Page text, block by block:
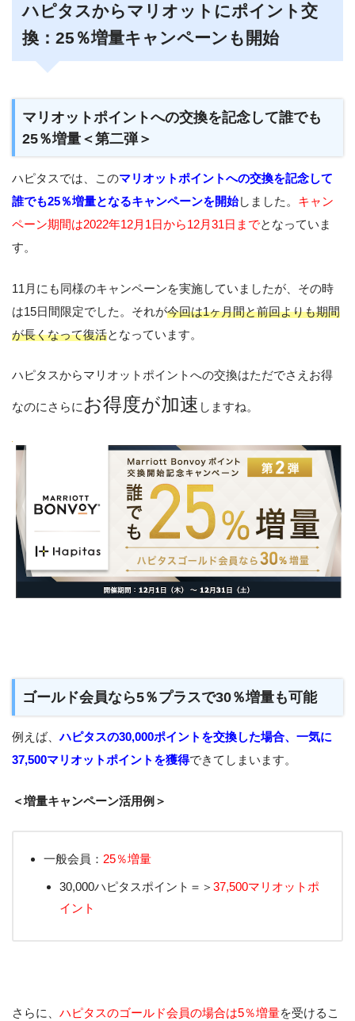
ハピタスからマリオットにポイント交
換：25％増量キャンペーンも開始
マリオットポイントへの交換を記念して誰でも
25％増量＜第二弾＞
ハピタスでは、このマリオットポイントへの交換を記念して
誰でも25％増量となるキャンペーンを開始しました。 キャン
ペーン期間は2022年12月1日から12月31日までとなっていま
す。
11月にも同様のキャンペーンを実施していましたが、その時
は15日間限定でした。それが今回は1ヶ月間と前回よりも期間
が長くなって復活となっています。
ハピタスからマリオットポイントへの交換はただでさえお得
なのにさらにお得度が加速 しますね。
ゴールド会員なら5％プラスで30％増量も可能
例えば、ハピタスの30,000ポイントを交換した場合、一気に
37,500マリオットポイントを獲得できてしまいます。
＜増量キャンペーン活用例＞
一般会員： 25％増量
30,000ハピタスポイント＝＞ 37,500マリオットポ
イント
さらに、 ハピタスのゴールド会員の場合は5％増量を受けるこ